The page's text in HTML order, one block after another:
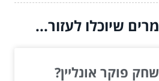
שיוכלו לעזור...
פוקר אונליין?